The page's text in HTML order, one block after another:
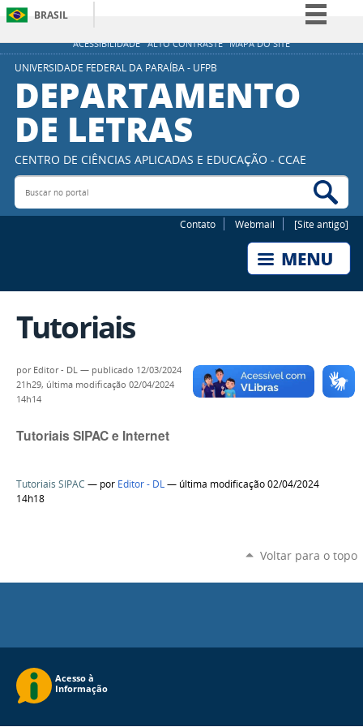
ACESSIBILIDADE ALTO CONTRASTE MAPA DO SITE
BRASIL
Simplifique!
Participe
Canais
UNIVERSIDADE FEDERAL DA PARAÍBA - UFPB
DEPARTAMENTO
DE LETRAS
CENTRO DE CIÊNCIAS APLICADAS E EDUCAÇÃO - CCAE
Buscar no portal
Contato Webmail [Site antigo]
Tutoriais
por Editor - DL — publicado 12/03/2024
21h29, última modificação 02/04/2024
14h14
Tutoriais SIPAC e Internet
Tutoriais SIPAC — por Editor - DL— última modificação 02/04/2024
14h18
Voltar para o topo